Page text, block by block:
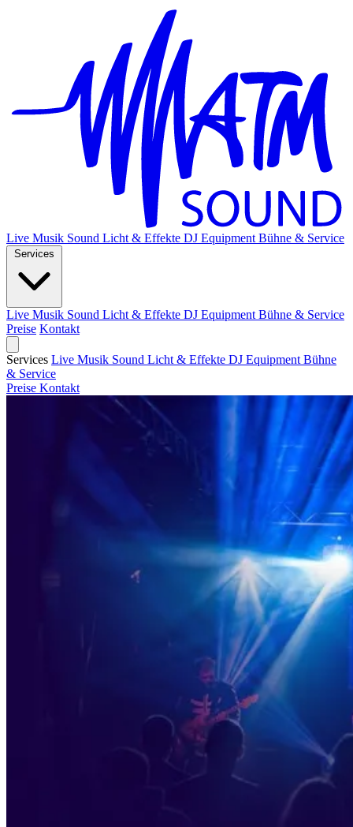
Live Musik Sound Licht & Effekte DJ Equipment Bühne & Service
Live Musik Sound Licht & Effekte DJ Equipment Bühne & Service
Preise Kontakt
Services Live Musik Sound Licht & Effekte DJ Equipment Bühne
& Service
Preise Kontakt